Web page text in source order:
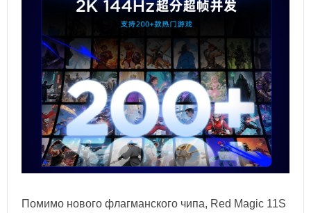
Помимо нового флагманского чипа, Red Magic 11S